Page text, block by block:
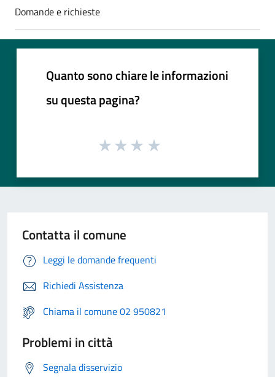
Domande e richieste
Quanto sono chiare le informazioni
su questa pagina?
Contatta il comune
Leggi le domande frequenti
Richiedi Assistenza
Chiama il comune 02 950821
Problemi in città
Segnala disservizio